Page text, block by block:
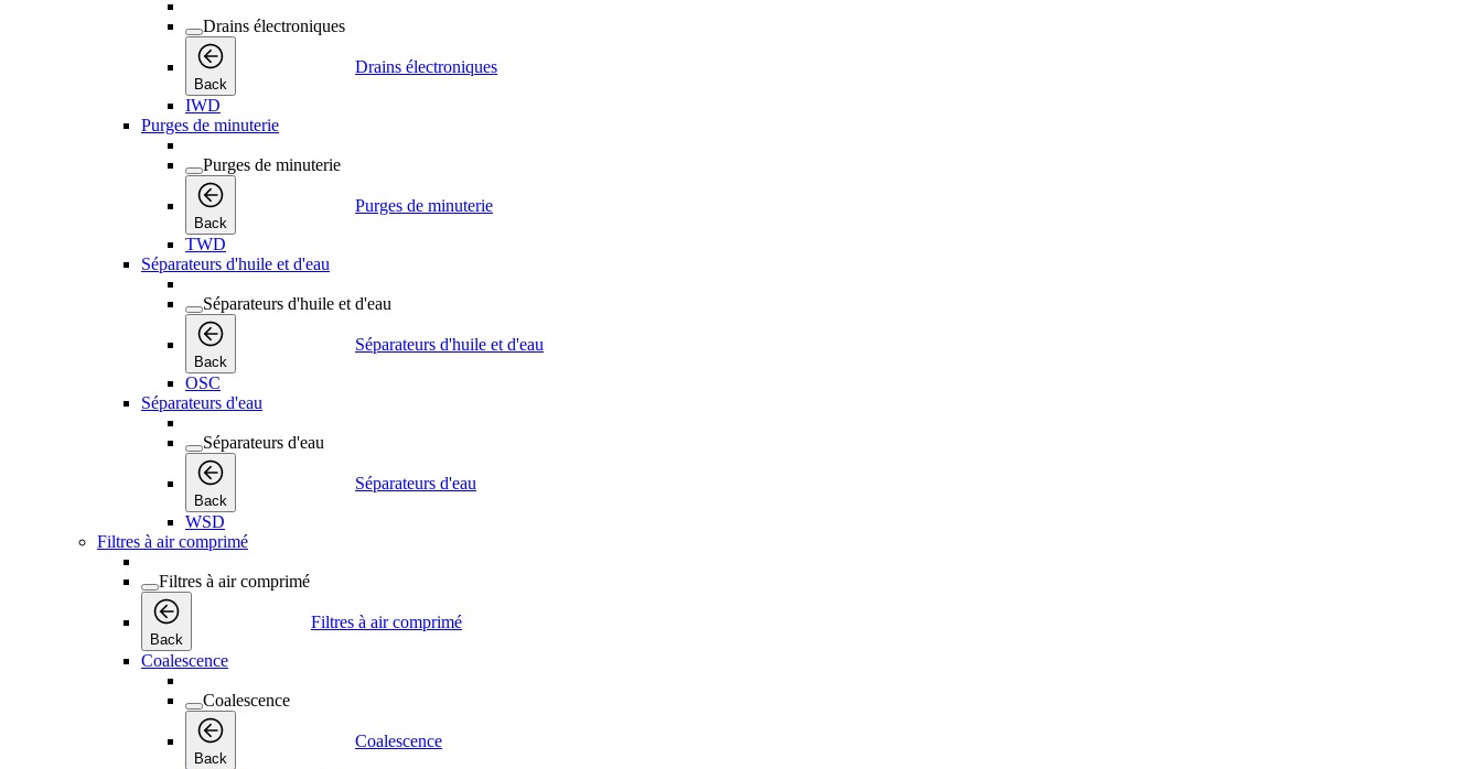
Drains électroniques
Back
Drains électroniques
IWD
Purges de minuterie
Purges de minuterie
Back
Purges de minuterie
TWD
Séparateurs d'huile et d'eau
Séparateurs d'huile et d'eau
Back
Séparateurs d'huile et d'eau
OSC
Séparateurs d'eau
Séparateurs d'eau
Back
Séparateurs d'eau
WSD
Filtres à air comprimé
Filtres à air comprimé
Back
Filtres à air comprimé
Coalescence
Coalescence
Back
Coalescence